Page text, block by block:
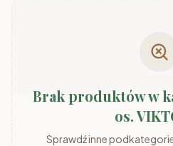
Brak produktów w
os.
Sprawdź inne